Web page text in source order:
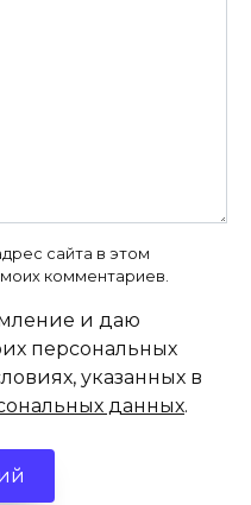
сайта в этом
комментариев.
и даю
персональных
указанных в
данных.